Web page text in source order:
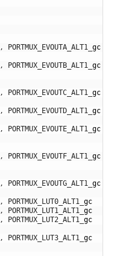
, PORTMUX_EVOUTA_ALT1 gc
, PORTMUX_EVOUTB_ALT1 gc
, PORTMUX_EVOUTC_ALT1 gc
, PORTMUX_EVOUTD_ALT1 gc
, PORTMUX_EVOUTE_ALT1 gc
, PORTMUX_EVOUTF_ALT1 gc
, PORTMUX_EVOUTG_ALT1 gc
, PORTMUX_LUT0_ALT1 gc
, PORTMUX_LUT1_ALT1 gc
, PORTMUX_LUT2_ALT1 gc
, PORTMUX_LUT3_ALT1 gc